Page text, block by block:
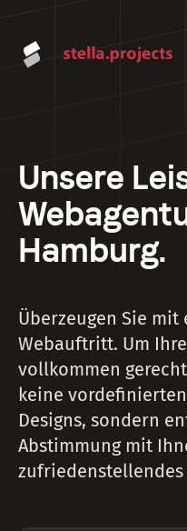
Unsere
Hamburg.
Überzeugen Sie
Webauftritt. Um
vollkommen
keine
Designs, sondern
Abstimmung mit
zufriedenstellendes